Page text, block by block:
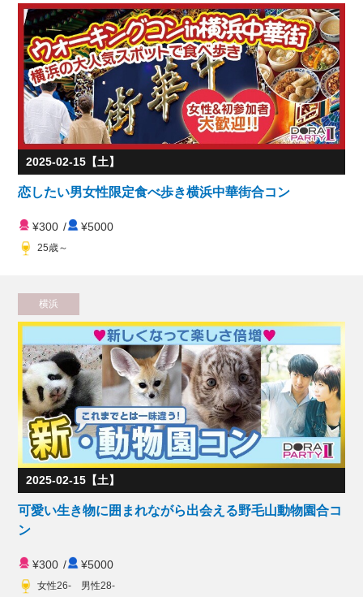
2025-02-15【土】
恋したい男女性限定食べ歩き横浜中華街合コン
¥300 / ¥5000
25歳～
横浜
2025-02-15【土】
可愛い生き物に囲まれながら出会える野毛山動物園合コ
ン
¥300 / ¥5000
女性26- 男性28-